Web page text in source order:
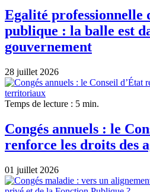
Egalité professionnelle
publique : la balle est
gouvernement
28 juillet 2026
Temps de lecture : 5 min.
Congés annuels : le
renforce les droits des
01 juillet 2026